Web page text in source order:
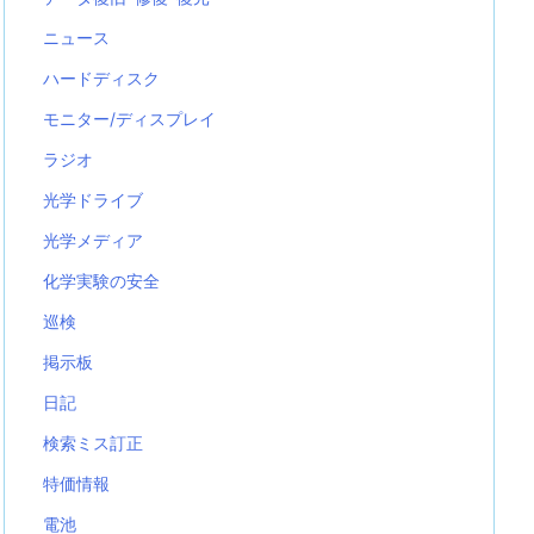
ニュース
ハードディスク
モニター/ディスプレイ
ラジオ
光学ドライブ
光学メディア
化学実験の安全
巡検
掲示板
日記
検索ミス訂正
特価情報
電池